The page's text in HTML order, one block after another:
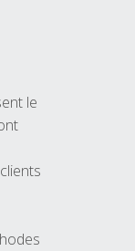
le